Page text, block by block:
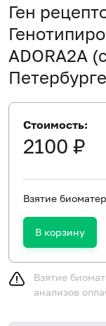
Ген
ADORA2A
Петербурге
Стоимость:
2100 ₽
Взятие
В корзину
Взятие
анализов